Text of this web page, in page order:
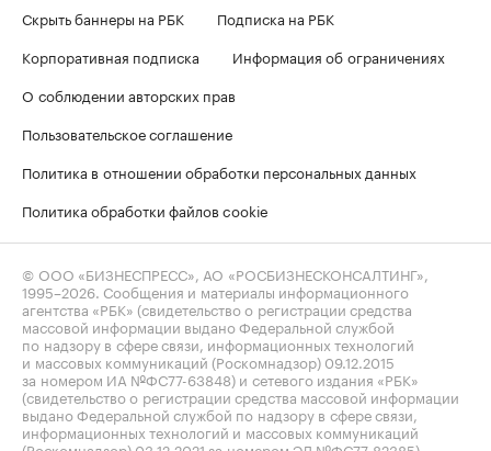
Скрыть баннеры на РБК
Подписка на РБК
Корпоративная подписка
Информация об ограничениях
О соблюдении авторских прав
Пользовательское соглашение
Политика в отношении обработки персональных данных
Политика обработки файлов cookie
© ООО «БИЗНЕСПРЕСС», АО «РОСБИЗНЕСКОНСАЛТИНГ»,
1995–2026 . Сообщения и материалы информационного
агентства «РБК» (свидетельство о регистрации средства
массовой информации выдано Федеральной службой
по надзору в сфере связи, информационных технологий
и массовых коммуникаций (Роскомнадзор) 09.12.2015
за номером ИА №ФС77-63848) и сетевого издания «РБК»
(свидетельство о регистрации средства массовой информации
выдано Федеральной службой по надзору в сфере связи,
информационных технологий и массовых коммуникаций